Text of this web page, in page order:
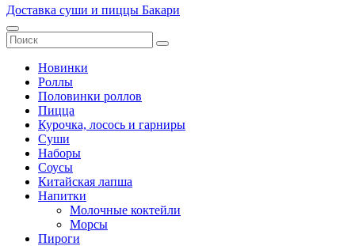
Доставка суши и пиццы Бакари
Новинки
Роллы
Половинки роллов
Пицца
Курочка, лосось и гарниры
Суши
Наборы
Соусы
Китайская лапша
Напитки
Молочные коктейли
Морсы
Пироги